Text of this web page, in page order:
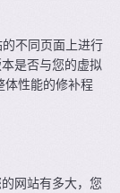
不同页面上进行
是否与您的虚拟
体性能的修补程
网站有多大，您